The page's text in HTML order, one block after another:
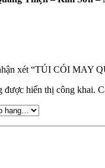
xét “TÚI CÓI MAY
được hiển thị công khai.